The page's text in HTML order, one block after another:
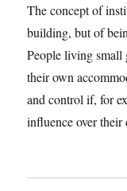
The concept of
building, but of
People living small
their own
and control if, for
influence over their